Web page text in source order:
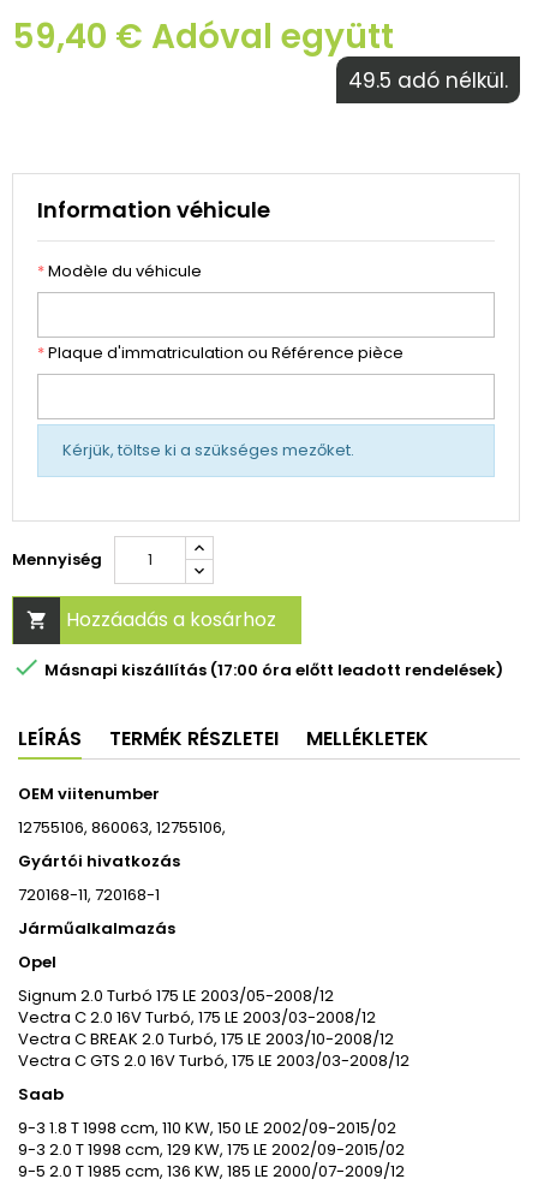
59,40 € Adóval együtt
49.5 adó nélkül.
Information véhicule
*Modèle du véhicule
*Plaque d'immatriculation ou Référence pièce
Kérjük, töltse ki a szükséges mezőket.
Mennyiség
 Hozzáadás a kosárhoz
 Másnapi kiszállítás (17:00 óra előtt leadott rendelések)
LEÍRÁS TERMÉK RÉSZLETEI MELLÉKLETEK
OEM viitenumber
12755106, 860063, 12755106,
Gyártói hivatkozás
720168-11, 720168-1
Járműalkalmazás
Opel
Signum 2.0 Turbó 175 LE 2003/05-2008/12
Vectra C 2.0 16V Turbó, 175 LE 2003/03-2008/12
Vectra C BREAK 2.0 Turbó, 175 LE 2003/10-2008/12
Vectra C GTS 2.0 16V Turbó, 175 LE 2003/03-2008/12
Saab
9-3 1.8 T 1998 ccm, 110 KW, 150 LE 2002/09-2015/02
9-3 2.0 T 1998 ccm, 129 KW, 175 LE 2002/09-2015/02
9-5 2.0 T 1985 ccm, 136 KW, 185 LE 2000/07-2009/12